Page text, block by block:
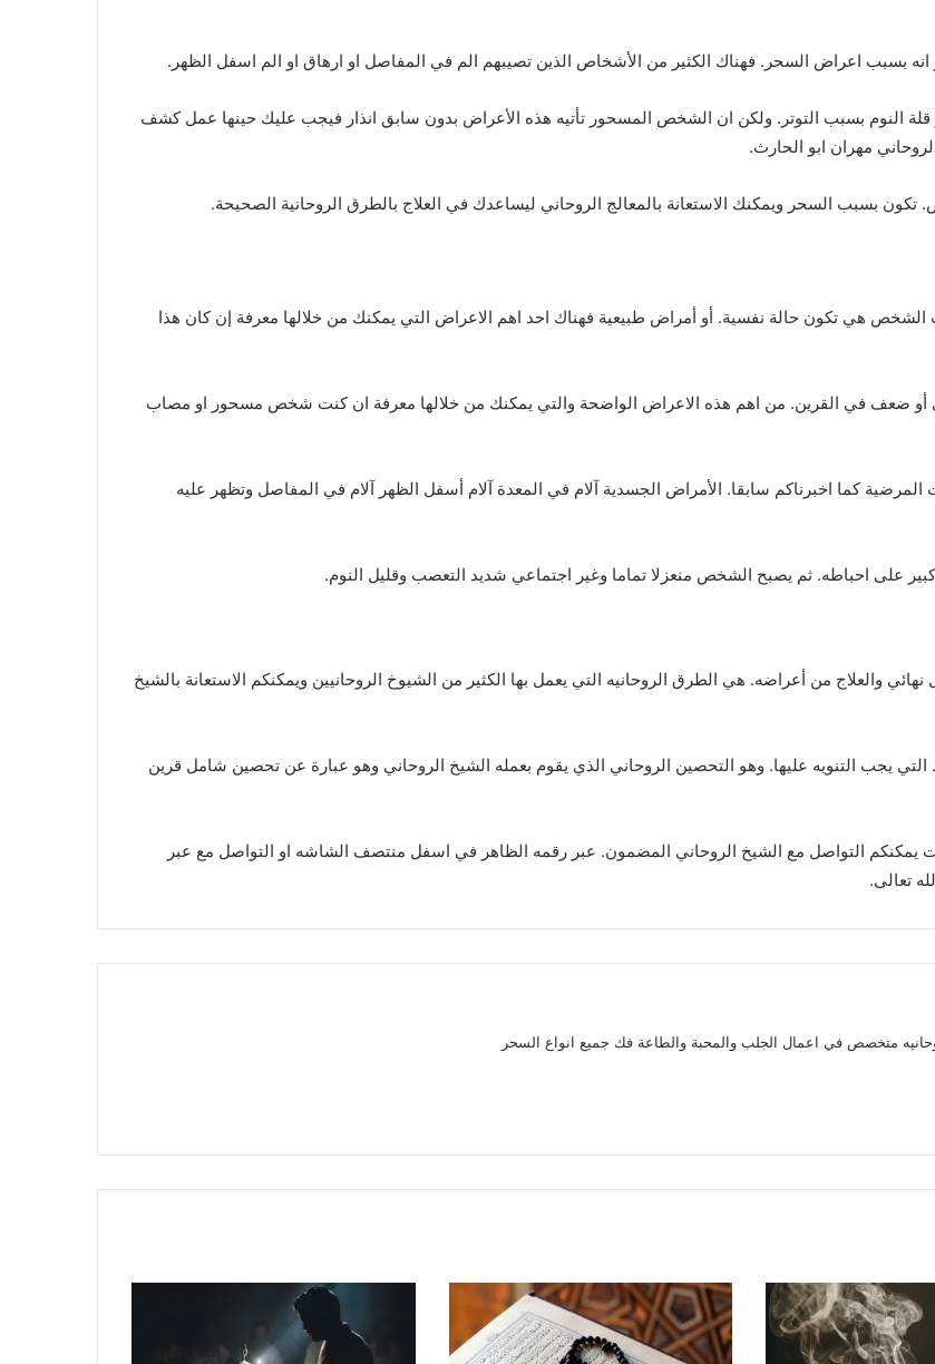
بسبب اعراض السحر. فهناك الكثير من الأشخاص الذين تصيبهم الم في المفاصل او ارهاق او الم اسفل الظهر.
النوم بسبب التوتر. ولكن ان الشخص المسحور تأتيه هذه الأعراض بدون سابق انذار فيجب عليك حينها عمل كشف
مهران ابو الحارث.
بسبب السحر ويمكنك الاستعانة بالمعالج الروحاني ليساعدك في العلاج بالطرق الروحانية الصحيحة.
الشخص هي تكون حالة نفسية. أو أمراض طبيعية فهناك احد اهم الاعراض التي يمكنك من خلالها معرفة إن كان هذا
ضعف في القرين. من اهم هذه الاعراض الواضحة والتي يمكنك من خلالها معرفة ان كنت شخص مسحور او مصاب
كما اخبرناكم سابقا. الأمراض الجسدية آلام في المعدة آلام أسفل الظهر آلام في المفاصل وتظهر عليه
احباطه. ثم يصبح الشخص منعزلا تماما وغير اجتماعي شديد التعصب وقليل النوم.
والعلاج من أعراضه. هي الطرق الروحانيه التي يعمل بها الكثير من الشيوخ الروحانيين ويمكنكم الاستعانة بالشيخ
يجب التنويه عليها. وهو التحصين الروحاني الذي يقوم بعمله الشيخ الروحاني وهو عبارة عن تحصين شامل قرين
يمكنكم التواصل مع الشيخ الروحاني المضمون. عبر رقمه الظاهر في اسفل منتصف الشاشه او التواصل مع عبر
تعالى.
متخصص في اعمال الجلب والمحبة والطاعة فك جميع انواع السحر